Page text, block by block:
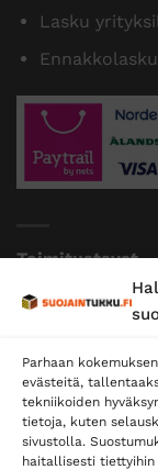
Parhaan
evästeitä,
tekniikoiden
tietoja, kuten
sivustolla.
haitallisesti tiettyihin
Lasku
Toimitustavat
Posti
Postnord
Tilaa uutiskirje